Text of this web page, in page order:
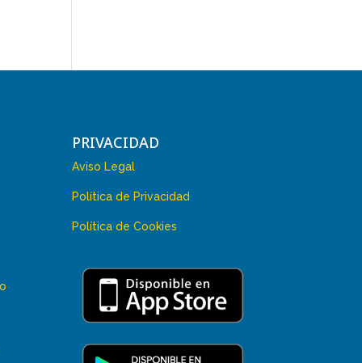
PRIVACIDAD
Aviso Legal
Política de Privacidad
Política de Cookies